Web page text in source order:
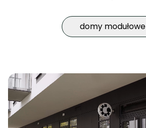
domy modułowe